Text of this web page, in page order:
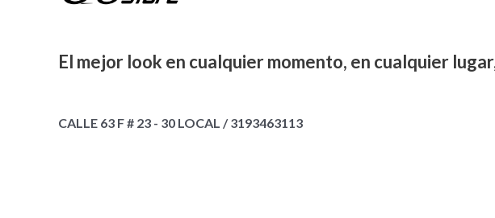
El mejor look en cualquier momento, en cualquier
CALLE 63 F # 23 - 30 LOCAL / 3193463113